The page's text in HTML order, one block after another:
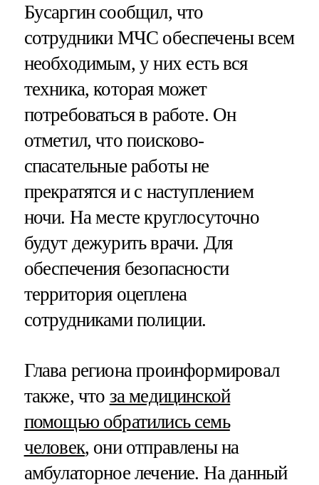
Бусаргин сообщил, что
сотрудники МЧС обеспечены всем
необходимым, у них есть вся
техника, которая может
потребоваться в работе. Он
отметил, что поисково-
спасательные работы не
прекратятся и с наступлением
ночи. На месте круглосуточно
будут дежурить врачи. Для
обеспечения безопасности
территория оцеплена
сотрудниками полиции.
Глава региона проинформировал
также, что за медицинской
помощью обратились семь
человек, они отправлены на
амбулаторное лечение. На данный